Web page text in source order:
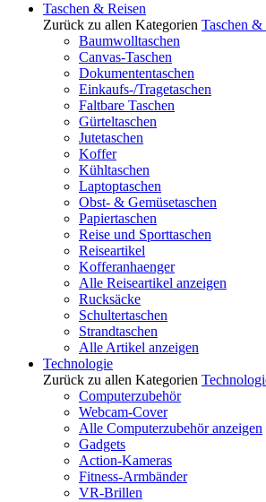
Taschen & Reisen
Zurück zu allen Kategorien Taschen &
Baumwolltaschen
Canvas-Taschen
Dokumententaschen
Einkaufs-/Tragetaschen
Faltbare Taschen
Gürteltaschen
Jutetaschen
Koffer
Kühltaschen
Laptoptaschen
Obst- & Gemüsetaschen
Papiertaschen
Reise und Sporttaschen
Reiseartikel
Kofferanhaenger
Alle Reiseartikel anzeigen
Rucksäcke
Schultertaschen
Strandtaschen
Alle Artikel anzeigen
Technologie
Zurück zu allen Kategorien
Computerzubehör
Webcam-Cover
Alle Computerzubehör anzeigen
Gadgets
Action-Kameras
Fitness-Armbänder
VR-Brillen